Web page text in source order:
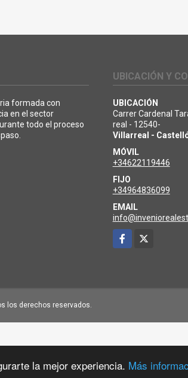
la mejor experiencia. Más
formada con
en el sector
todo el proceso
UBICACIÓN Y
UBICACIÓN
Carrer Cardenal
real - 12540-
Villarreal -
MÓVIL
+34622119446
FIJO
+34964836099
EMAIL
Facebook
los derechos reservados.